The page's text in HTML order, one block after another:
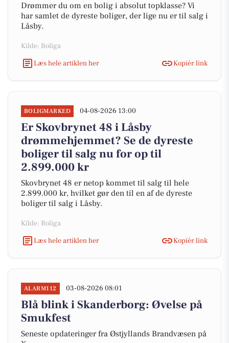
Drømmer du om en bolig i absolut topklasse? Vi
har samlet de dyreste boliger, der lige nu er til salg i
Låsby.
Kilde: Boliga
Læs hele artiklen her
Kopiér link
BOLIGMARKED 04-08-2026 13:00
Er Skovbrynet 48 i Låsby
drømmehjemmet? Se de dyreste
boliger til salg nu for op til
2.899.000 kr
Skovbrynet 48 er netop kommet til salg til hele
2.899.000 kr, hvilket gør den til en af de dyreste
boliger til salg i Låsby.
Kilde: Boliga
Læs hele artiklen her
Kopiér link
ALARM112 03-08-2026 08:01
Blå blink i Skanderborg: Øvelse på
Smukfest
Seneste opdateringer fra Østjyllands Brandvæsen på